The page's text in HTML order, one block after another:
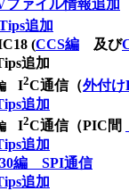
ファイル情報追加
追加
(CCS編 及び
追加
I2C通信（外付
追加
I2C通信（PIC間
追加
編 SPI通信
追加